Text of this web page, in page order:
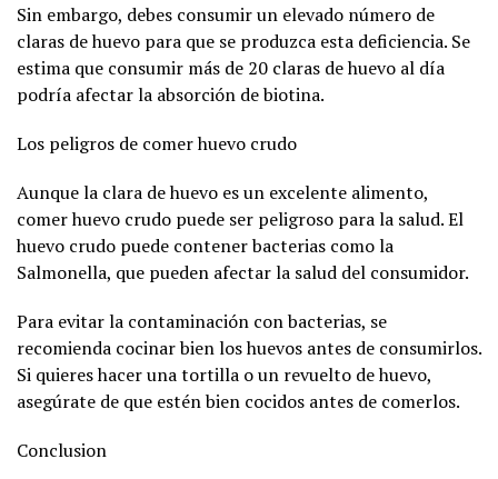
Sin embargo, debes consumir un elevado número de
claras de huevo para que se produzca esta deficiencia. Se
estima que consumir más de 20 claras de huevo al día
podría afectar la absorción de biotina.
Los peligros de comer huevo crudo
Aunque la clara de huevo es un excelente alimento,
comer huevo crudo puede ser peligroso para la salud. El
huevo crudo puede contener bacterias como la
Salmonella, que pueden afectar la salud del consumidor.
Para evitar la contaminación con bacterias, se
recomienda cocinar bien los huevos antes de consumirlos.
Si quieres hacer una tortilla o un revuelto de huevo,
asegúrate de que estén bien cocidos antes de comerlos.
Conclusion